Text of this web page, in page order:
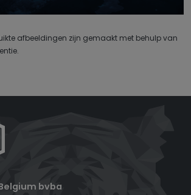
afbeeldingen zijn gemaakt met behulp van
bvba